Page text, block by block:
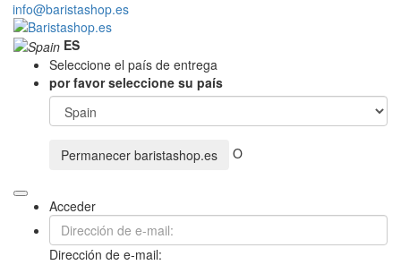
info@baristashop.es
ES
Seleccione el país de entrega
por favor seleccione su país
Permanecer baristashop.es O
Acceder
Dirección de e-mail: